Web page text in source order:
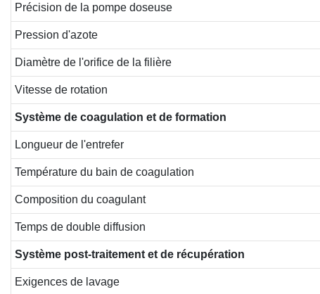
Précision de la pompe doseuse
Pression d'azote
Diamètre de l'orifice de la filière
Vitesse de rotation
Système de coagulation et de formation
Longueur de l'entrefer
Température du bain de coagulation
Composition du coagulant
Temps de double diffusion
Système post-traitement et de récupération
Exigences de lavage